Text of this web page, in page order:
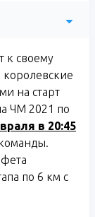
к своему
королевские
на старт
ЧМ 2021 по
в 20:45
по 6 км с